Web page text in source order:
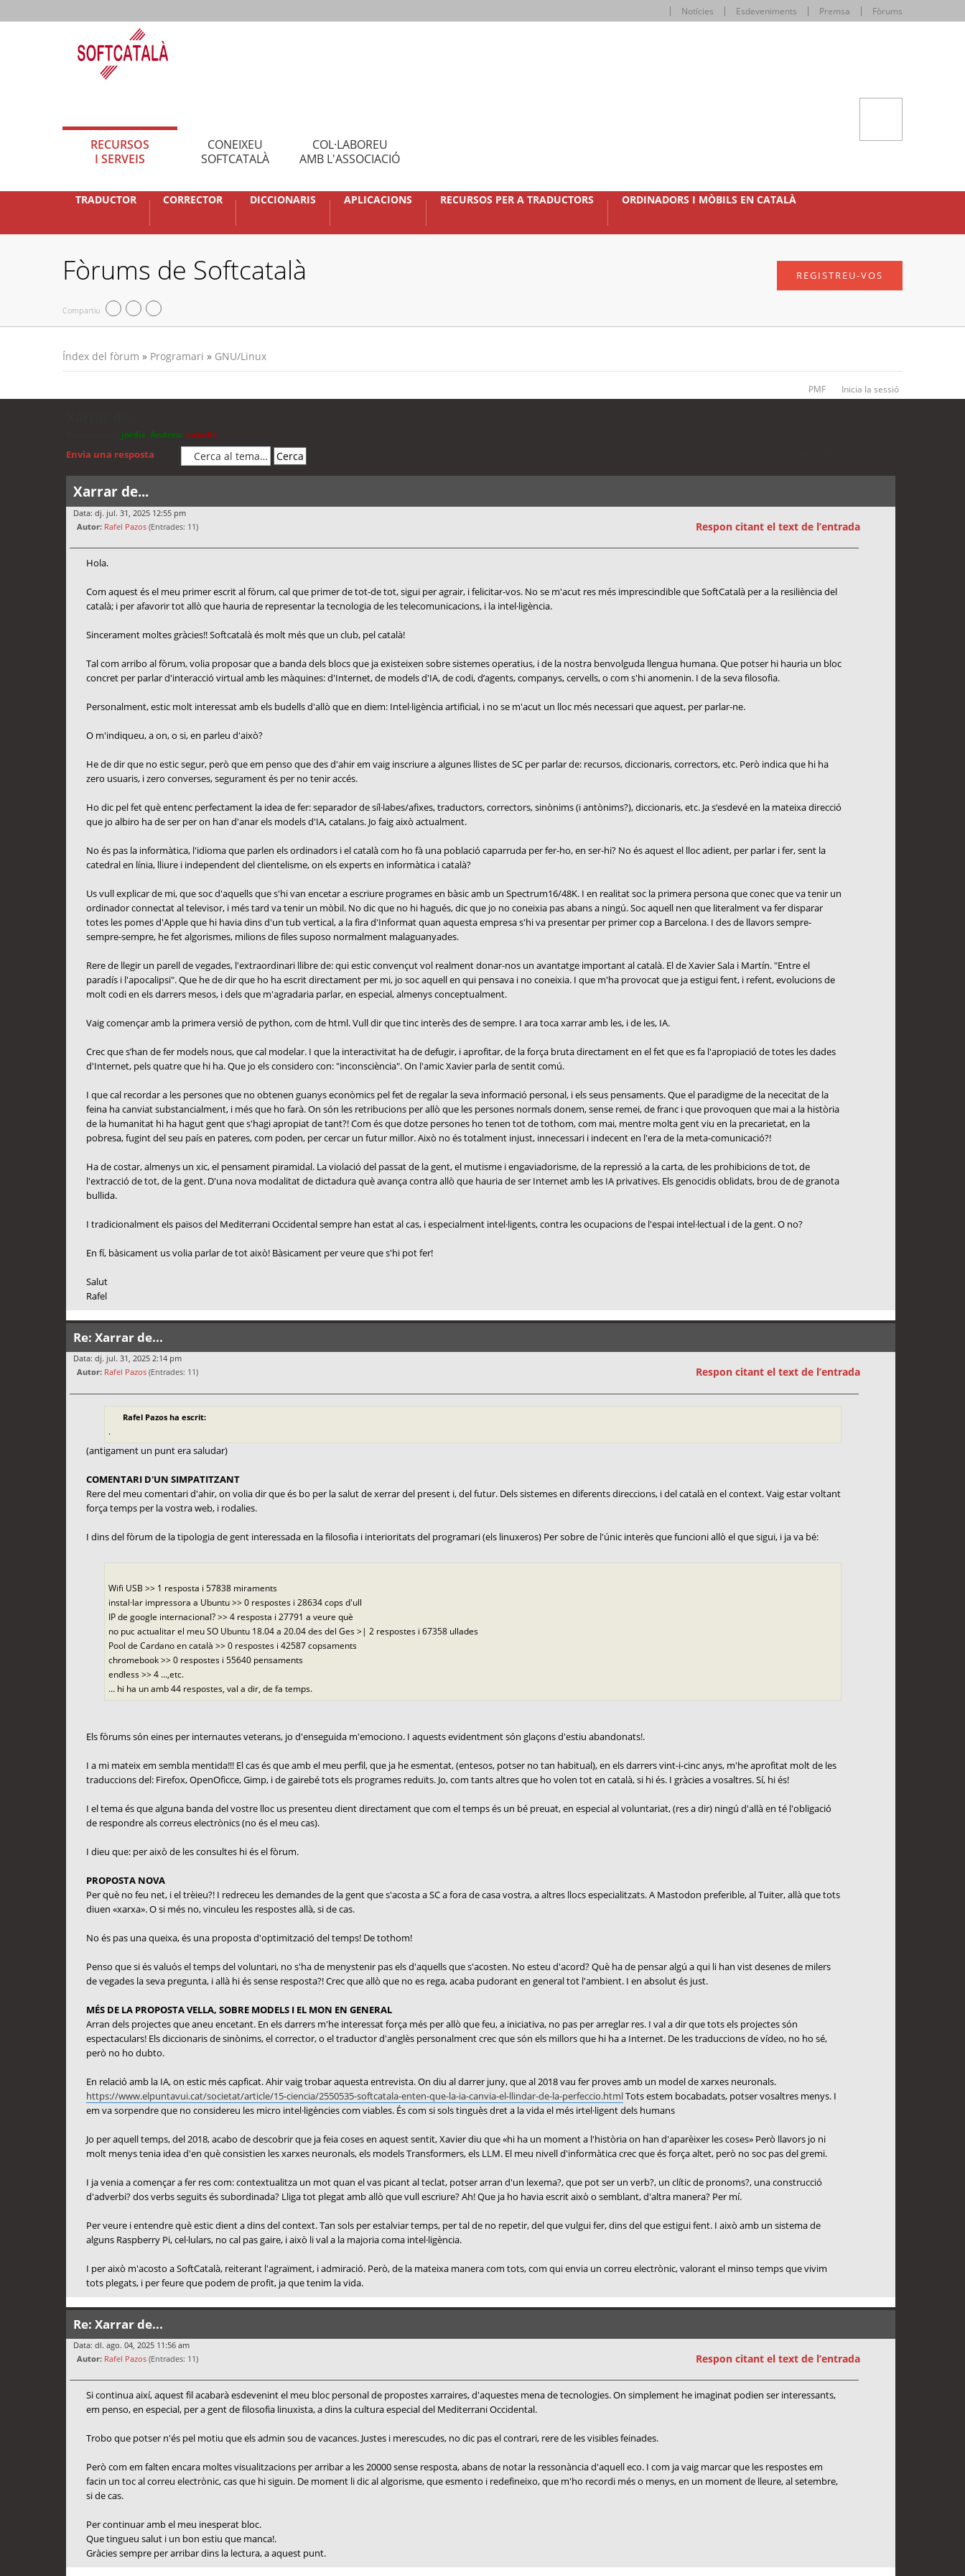
Notícies Esdeveniments Premsa Fòrums
RECURSOS
I SERVEIS
CONEIXEU
SOFTCATALÀ
COL·LABOREU
AMB L'ASSOCIACIÓ
TRADUCTOR CORRECTOR DICCIONARIS APLICACIONS RECURSOS PER A TRADUCTORS ORDINADORS I MÒBILS EN CATALÀ
Fòrums de Softcatalà
Compartiu
REGISTREU-VOS
Índex del fòrum » Programari » GNU/Linux
PMF Inicia la sessió
jordis Andreu cubells
Envia una resposta
Xarrar de...
Data: dj. jul. 31, 2025 12:55 pm
Autor: Rafel Pazos (Entrades: 11) Respon citant el text de l’entrada
Hola.
Com aquest és el meu primer escrit al fòrum, cal que primer de tot-de tot, sigui per agrair, i felicitar-vos. No se m'acut res més imprescindible que SoftCatalà per a la resiliència del
català; i per afavorir tot allò que hauria de representar la tecnologia de les telecomunicacions, i la intel·ligència.
Sincerament moltes gràcies!! Softcatalà és molt més que un club, pel català!
Tal com arribo al fòrum, volia proposar que a banda dels blocs que ja existeixen sobre sistemes operatius, i de la nostra benvolguda llengua humana. Que potser hi hauria un bloc
concret per parlar d'interacció virtual amb les màquines: d'Internet, de models d'IA, de codi, d’agents, companys, cervells, o com s'hi anomenin. I de la seva filosofia.
Personalment, estic molt interessat amb els budells d'allò que en diem: Intel·ligència artificial, i no se m'acut un lloc més necessari que aquest, per parlar-ne.
O m'indiqueu, a on, o si, en parleu d'això?
He de dir que no estic segur, però que em penso que des d'ahir em vaig inscriure a algunes llistes de SC per parlar de: recursos, diccionaris, correctors, etc. Però indica que hi ha
zero usuaris, i zero converses, segurament és per no tenir accés.
Ho dic pel fet què entenc perfectament la idea de fer: separador de síl·labes/afixes, traductors, correctors, sinònims (i antònims?), diccionaris, etc. Ja s’esdevé en la mateixa direcció
que jo albiro ha de ser per on han d'anar els models d'IA, catalans. Jo faig això actualment.
No és pas la informàtica, l'idioma que parlen els ordinadors i el català com ho fà una població caparruda per fer-ho, en ser-hi? No és aquest el lloc adient, per parlar i fer, sent la
catedral en línia, lliure i independent del clientelisme, on els experts en informàtica i català?
Us vull explicar de mi, que soc d'aquells que s'hi van encetar a escriure programes en bàsic amb un Spectrum16/48K. I en realitat soc la primera persona que conec que va tenir un
ordinador connectat al televisor, i més tard va tenir un mòbil. No dic que no hi hagués, dic que jo no coneixia pas abans a ningú. Soc aquell nen que literalment va fer disparar
totes les pomes d'Apple que hi havia dins d'un tub vertical, a la fira d'Informat quan aquesta empresa s'hi va presentar per primer cop a Barcelona. I des de llavors sempre-
sempre-sempre, he fet algorismes, milions de files suposo normalment malaguanyades.
Rere de llegir un parell de vegades, l'extraordinari llibre de: qui estic convençut vol realment donar-nos un avantatge important al català. El de Xavier Sala i Martín. "Entre el
paradís i l'apocalipsi". Que he de dir que ho ha escrit directament per mi, jo soc aquell en qui pensava i no coneixia. I que m'ha provocat que ja estigui fent, i refent, evolucions de
molt codi en els darrers mesos, i dels que m'agradaria parlar, en especial, almenys conceptualment.
Vaig començar amb la primera versió de python, com de html. Vull dir que tinc interès des de sempre. I ara toca xarrar amb les, i de les, IA.
Crec que s’han de fer models nous, que cal modelar. I que la interactivitat ha de defugir, i aprofitar, de la força bruta directament en el fet que es fa l'apropiació de totes les dades
d'Internet, pels quatre que hi ha. Que jo els considero con: "inconsciència". On l'amic Xavier parla de sentit comú.
I que cal recordar a les persones que no obtenen guanys econòmics pel fet de regalar la seva informació personal, i els seus pensaments. Que el paradigme de la nececitat de la
feina ha canviat substancialment, i més que ho farà. On són les retribucions per allò que les persones normals donem, sense remei, de franc i que provoquen que mai a la història
de la humanitat hi ha hagut gent que s'hagi apropiat de tant?! Com és que dotze persones ho tenen tot de tothom, com mai, mentre molta gent viu en la precarietat, en la
pobresa, fugint del seu país en pateres, com poden, per cercar un futur millor. Això no és totalment injust, innecessari i indecent en l'era de la meta-comunicació?!
Ha de costar, almenys un xic, el pensament piramidal. La violació del passat de la gent, el mutisme i engaviadorisme, de la repressió a la carta, de les prohibicions de tot, de
l'extracció de tot, de la gent. D'una nova modalitat de dictadura què avança contra allò que hauria de ser Internet amb les IA privatives. Els genocidis oblidats, brou de de granota
bullida.
I tradicionalment els països del Mediterrani Occidental sempre han estat al cas, i especialment intel·ligents, contra les ocupacions de l'espai intel·lectual i de la gent. O no?
En fí, bàsicament us volia parlar de tot això! Bàsicament per veure que s'hi pot fer!
Salut
Rafel
Re: Xarrar de...
Data: dj. jul. 31, 2025 2:14 pm
Autor: Rafel Pazos (Entrades: 11) Respon citant el text de l’entrada
Rafel Pazos ha escrit:
.
(antigament un punt era saludar)
COMENTARI D'UN SIMPATITZANT
Rere del meu comentari d'ahir, on volia dir que és bo per la salut de xerrar del present i, del futur. Dels sistemes en diferents direccions, i del català en el context. Vaig estar voltant
força temps per la vostra web, i rodalies.
I dins del fòrum de la tipologia de gent interessada en la filosofia i interioritats del programari (els linuxeros) Per sobre de l'únic interès que funcioni allò el que sigui, i ja va bé:
Wifi USB >> 1 resposta i 57838 miraments
instal·lar impressora a Ubuntu >> 0 respostes i 28634 cops d'ull
IP de google internacional? >> 4 resposta i 27791 a veure què
no puc actualitar el meu SO Ubuntu 18.04 a 20.04 des del Ges >| 2 respostes i 67358 ullades
Pool de Cardano en català >> 0 respostes i 42587 copsaments
chromebook >> 0 respostes i 55640 pensaments
endless >> 4 ...,etc.
... hi ha un amb 44 respostes, val a dir, de fa temps.
Els fòrums són eines per internautes veterans, jo d'enseguida m'emociono. I aquests evidentment són glaçons d'estiu abandonats!.
I a mi mateix em sembla mentida!!! El cas és que amb el meu perfil, que ja he esmentat, (entesos, potser no tan habitual), en els darrers vint-i-cinc anys, m'he aprofitat molt de les
traduccions del: Firefox, OpenOficce, Gimp, i de gairebé tots els programes reduïts. Jo, com tants altres que ho volen tot en català, si hi és. I gràcies a vosaltres. Sí, hi és!
I el tema és que alguna banda del vostre lloc us presenteu dient directament que com el temps és un bé preuat, en especial al voluntariat, (res a dir) ningú d'allà en té l'obligació
de respondre als correus electrònics (no és el meu cas).
I dieu que: per això de les consultes hi és el fòrum.
PROPOSTA NOVA
Per què no feu net, i el trèieu?! I redreceu les demandes de la gent que s'acosta a SC a fora de casa vostra, a altres llocs especialitzats. A Mastodon preferible, al Tuiter, allà que tots
diuen «xarxa». O si més no, vinculeu les respostes allà, si de cas.
No és pas una queixa, és una proposta d'optimització del temps! De tothom!
Penso que si és valuós el temps del voluntari, no s'ha de menystenir pas els d'aquells que s'acosten. No esteu d'acord? Què ha de pensar algú a qui li han vist desenes de milers
de vegades la seva pregunta, i allà hi és sense resposta?! Crec que allò que no es rega, acaba pudorant en general tot l'ambient. I en absolut és just.
MÉS DE LA PROPOSTA VELLA, SOBRE MODELS I EL MON EN GENERAL
Arran dels projectes que aneu encetant. En els darrers m'he interessat força més per allò que feu, a iniciativa, no pas per arreglar res. I val a dir que tots els projectes són
espectaculars! Els diccionaris de sinònims, el corrector, o el traductor d'anglès personalment crec que són els millors que hi ha a Internet. De les traduccions de vídeo, no ho sé,
però no ho dubto.
En relació amb la IA, on estic més capficat. Ahir vaig trobar aquesta entrevista. On diu al darrer juny, que al 2018 vau fer proves amb un model de xarxes neuronals.
https://www.elpuntavui.cat/societat/article/15-ciencia/2550535-softcatala-enten-que-la-ia-canvia-el-llindar-de-la-perfeccio.htmlTots estem bocabadats, potser vosaltres menys. I
em va sorpendre que no considereu les micro intel·ligències com viables. És com si sols tinguès dret a la vida el més irtel·ligent dels humans
Jo per aquell temps, del 2018, acabo de descobrir que ja feia coses en aquest sentit, Xavier diu que «hi ha un moment a l'història on han d'aparèixer les coses» Però llavors jo ni
molt menys tenia idea d'en què consistien les xarxes neuronals, els models Transformers, els LLM. El meu nivell d'informàtica crec que és força altet, però no soc pas del gremi.
I ja venia a començar a fer res com: contextualitza un mot quan el vas picant al teclat, potser arran d'un lexema?, que pot ser un verb?, un clític de pronoms?, una construcció
d'adverbi? dos verbs seguits és subordinada? Lliga tot plegat amb allò que vull escriure? Ah! Que ja ho havia escrit això o semblant, d'altra manera? Per mí.
Per veure i entendre què estic dient a dins del context. Tan sols per estalviar temps, per tal de no repetir, del que vulgui fer, dins del que estigui fent. I això amb un sistema de
alguns Raspberry Pi, cel·lulars, no cal pas gaire, i això li val a la majoria coma intel·ligència.
I per això m'acosto a SoftCatalà, reiterant l'agraïment, i admiració. Però, de la mateixa manera com tots, com qui envia un correu electrònic, valorant el minso temps que vivim
tots plegats, i per feure que podem de profit, ja que tenim la vida.
Re: Xarrar de...
Data: dl. ago. 04, 2025 11:56 am
Autor: Rafel Pazos (Entrades: 11) Respon citant el text de l’entrada
Si continua així, aquest fil acabarà esdevenint el meu bloc personal de propostes xarraires, d'aquestes mena de tecnologies. On simplement he imaginat podien ser interessants,
em penso, en especial, per a gent de filosofia linuxista, a dins la cultura especial del Mediterrani Occidental.
Trobo que potser n'és pel motiu que els admin sou de vacances. Justes i merescudes, no dic pas el contrari, rere de les visibles feinades.
Però com em falten encara moltes visualitzacions per arribar a les 20000 sense resposta, abans de notar la ressonància d'aquell eco. I com ja vaig marcar que les respostes em
facin un toc al correu electrònic, cas que hi siguin. De moment li dic al algorisme, que esmento i redefineixo, que m'ho recordi més o menys, en un moment de lleure, al setembre,
si de cas.
Per continuar amb el meu inesperat bloc.
Que tingueu salut i un bon estiu que manca!.
Gràcies sempre per arribar dins la lectura, a aquest punt.